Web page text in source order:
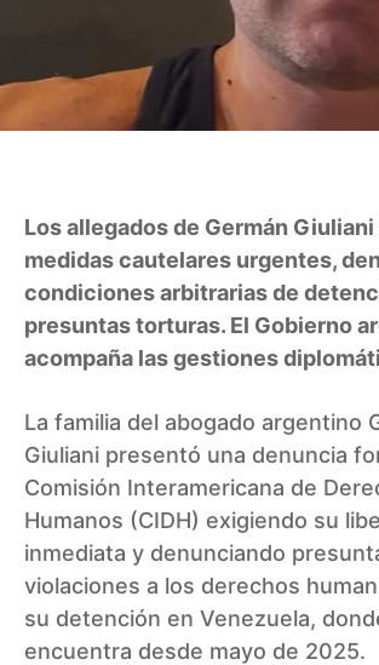
Los allegados de Germán
medidas cautelares urgentes,
condiciones arbitrarias de
presuntas torturas. El Gobierno
acompaña las gestiones
La familia del abogado argentino
Giuliani presentó una denuncia
Comisión Interamericana de
Humanos (CIDH) exigiendo su
inmediata y denunciando
violaciones a los derechos
su detención en Venezuela,
encuentra desde mayo de 2025.